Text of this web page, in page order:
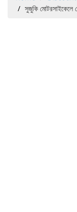
সুজুকি মোটরসাইকেলে